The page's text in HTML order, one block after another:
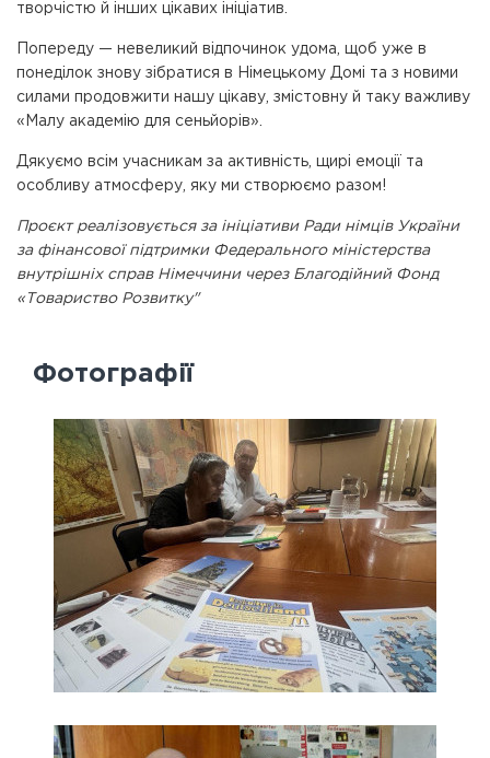
творчістю й інших цікавих ініціатив.
Попереду — невеликий відпочинок удома, щоб уже в
понеділок знову зібратися в Німецькому Домі та з новими
силами продовжити нашу цікаву, змістовну й таку важливу
«Малу академію для сеньйорів».
Дякуємо всім учасникам за активність, щирі емоції та
особливу атмосферу, яку ми створюємо разом!
Проєкт реалізовується за ініціативи Ради німців України
за фінансової підтримки Федерального міністерства
внутрішніх справ Німеччини через Благодійний Фонд
«Товариство Розвитку"
Фотографії